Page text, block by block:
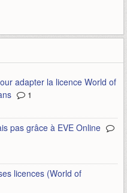
adapter la licence World of
1
pas grâce à EVE Online
licences (World of